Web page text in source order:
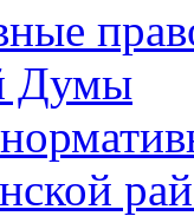
Думы